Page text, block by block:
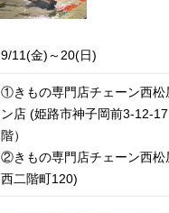
9/11(金)～20(日)
①きもの専門店チェーン西松
ン店 (姫路市神子岡前3-12-
階）
②きもの専門店チェーン西松
西二階町120)